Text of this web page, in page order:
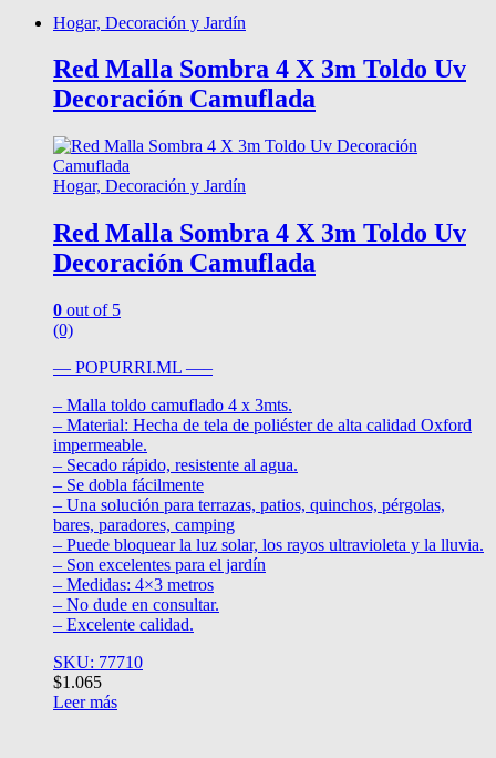
Hogar, Decoración y Jardín
Red Malla Sombra 4 X 3m Toldo Uv
Decoración Camuflada
Hogar, Decoración y Jardín
Red Malla Sombra 4 X 3m Toldo Uv
Decoración Camuflada
0 out of 5
(0)
— POPURRI.ML —–
– Malla toldo camuflado 4 x 3mts.
– Material: Hecha de tela de poliéster de alta calidad Oxford
impermeable.
– Secado rápido, resistente al agua.
– Se dobla fácilmente
– Una solución para terrazas, patios, quinchos, pérgolas,
bares, paradores, camping
– Puede bloquear la luz solar, los rayos ultravioleta y la lluvia.
– Son excelentes para el jardín
– Medidas: 4×3 metros
– No dude en consultar.
– Excelente calidad.
SKU: 77710
$1.065
Leer más